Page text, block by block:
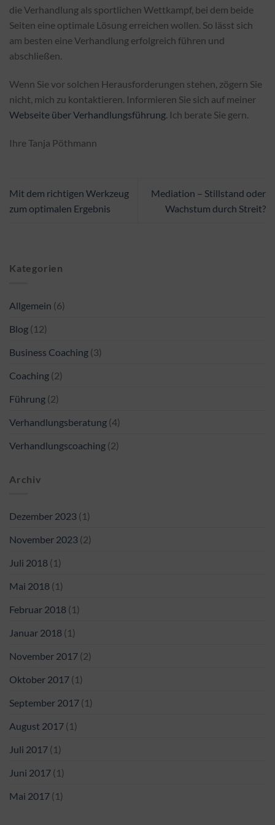
die Verhandlung als sportlichen Wettkampf, bei dem beide
Seiten eine optimale Lösung erreichen wollen. So lässt sich
am besten eine Verhandlung erfolgreich führen und
abschließen.
Wenn Sie vor solchen Herausforderungen stehen, zögern Sie
nicht, mich zu kontaktieren. Informieren Sie sich auf meiner
Webseite über Verhandlungsführung. Ich berate Sie gern.
Ihre Tanja Pöthmann
Mit dem richtigen Werkzeug
zum optimalen Ergebnis
Mediation – Stillstand oder
Wachstum durch Streit?
Kategorien
Allgemein (6)
Blog (12)
Business Coaching (3)
Coaching (2)
Führung (2)
Verhandlungsberatung (4)
Verhandlungscoaching (2)
Archiv
Dezember 2023 (1)
November 2023 (2)
Juli 2018 (1)
Mai 2018 (1)
Februar 2018 (1)
Januar 2018 (1)
November 2017 (2)
Oktober 2017 (1)
September 2017 (1)
August 2017 (1)
Juli 2017 (1)
Juni 2017 (1)
Mai 2017 (1)